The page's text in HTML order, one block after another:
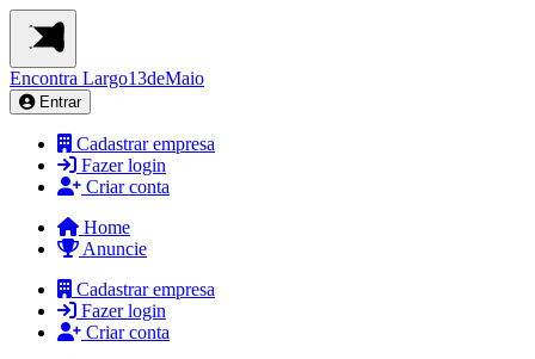
Encontra Largo13deMaio
Entrar
Cadastrar empresa
Fazer login
Criar conta
Home
Anuncie
Cadastrar empresa
Fazer login
Criar conta